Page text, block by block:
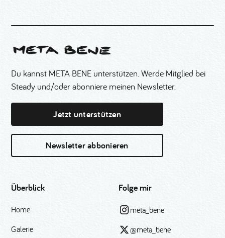
Du kannst META BENE unterstützen. Werde Mitglied bei
Steady und/oder abonniere meinen Newsletter.
Jetzt unterstützen
Newsletter abbonieren
Überblick
Home
Galerie
Folge mir
meta_bene
@meta_bene